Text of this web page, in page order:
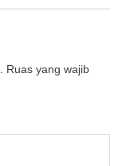
Ruas yang wajib